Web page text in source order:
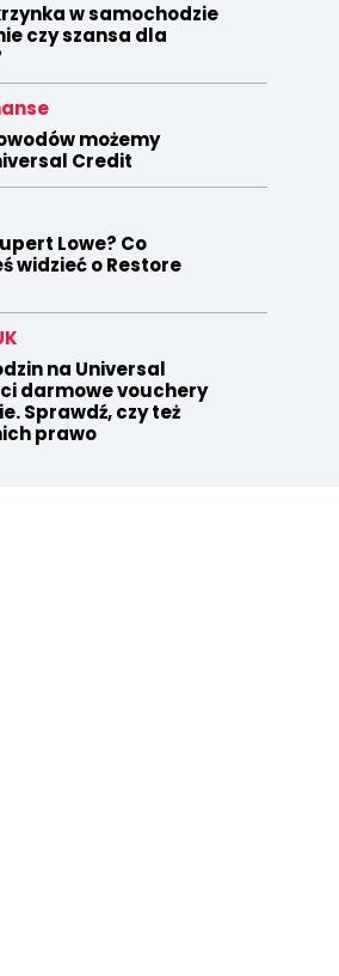
w samochodzie
czy szansa dla
możemy
Credit
Lowe? Co
widzieć o Restore
na Universal
darmowe vouchery
Sprawdź, czy też
prawo